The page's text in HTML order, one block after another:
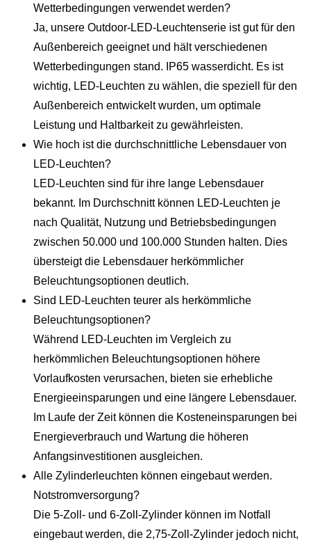
Wetterbedingungen verwendet werden?
Ja, unsere Outdoor-LED-Leuchtenserie ist gut für den
Außenbereich geeignet und hält verschiedenen
Wetterbedingungen stand. IP65 wasserdicht. Es ist
wichtig, LED-Leuchten zu wählen, die speziell für den
Außenbereich entwickelt wurden, um optimale
Leistung und Haltbarkeit zu gewährleisten.
Wie hoch ist die durchschnittliche Lebensdauer von
LED-Leuchten?
LED-Leuchten sind für ihre lange Lebensdauer
bekannt. Im Durchschnitt können LED-Leuchten je
nach Qualität, Nutzung und Betriebsbedingungen
zwischen 50.000 und 100.000 Stunden halten. Dies
übersteigt die Lebensdauer herkömmlicher
Beleuchtungsoptionen deutlich.
Sind LED-Leuchten teurer als herkömmliche
Beleuchtungsoptionen?
Während LED-Leuchten im Vergleich zu
herkömmlichen Beleuchtungsoptionen höhere
Vorlaufkosten verursachen, bieten sie erhebliche
Energieeinsparungen und eine längere Lebensdauer.
Im Laufe der Zeit können die Kosteneinsparungen bei
Energieverbrauch und Wartung die höheren
Anfangsinvestitionen ausgleichen.
Alle Zylinderleuchten können eingebaut werden.
Notstromversorgung?
Die 5-Zoll- und 6-Zoll-Zylinder können im Notfall
eingebaut werden, die 2,75-Zoll-Zylinder jedoch nicht,